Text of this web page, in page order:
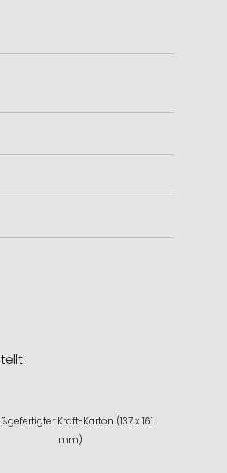
Kraft-Karton (137 x 161
mm)